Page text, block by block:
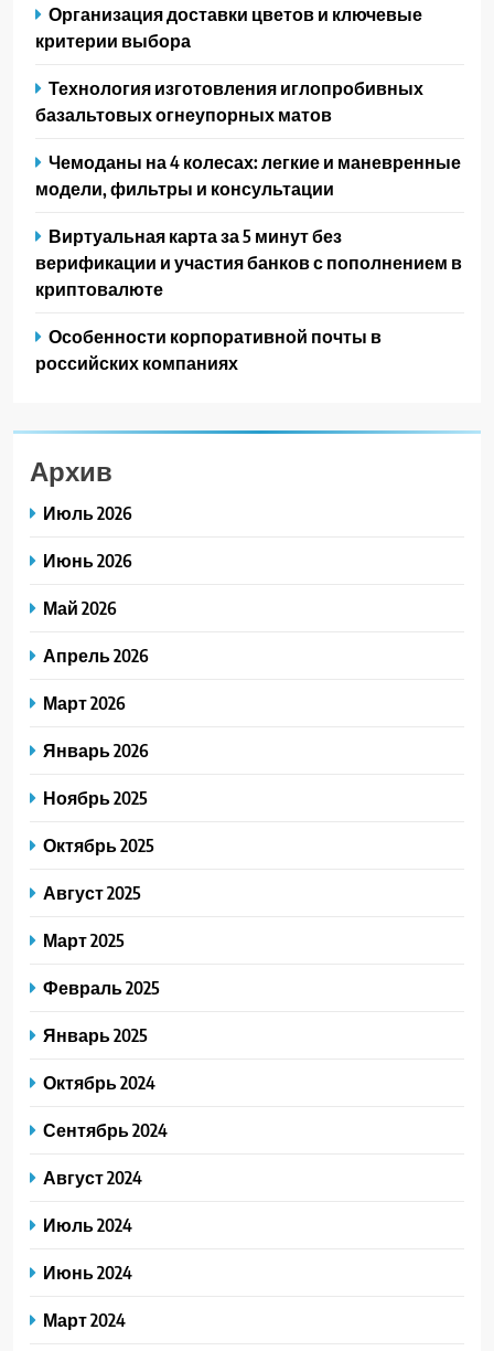
Организация доставки цветов и ключевые
критерии выбора
Технология изготовления иглопробивных
базальтовых огнеупорных матов
Чемоданы на 4 колесах: легкие и маневренные
модели, фильтры и консультации
Виртуальная карта за 5 минут без
верификации и участия банков с пополнением в
криптовалюте
Особенности корпоративной почты в
российских компаниях
Архив
Июль 2026
Июнь 2026
Май 2026
Апрель 2026
Март 2026
Январь 2026
Ноябрь 2025
Октябрь 2025
Август 2025
Март 2025
Февраль 2025
Январь 2025
Октябрь 2024
Сентябрь 2024
Август 2024
Июль 2024
Июнь 2024
Март 2024